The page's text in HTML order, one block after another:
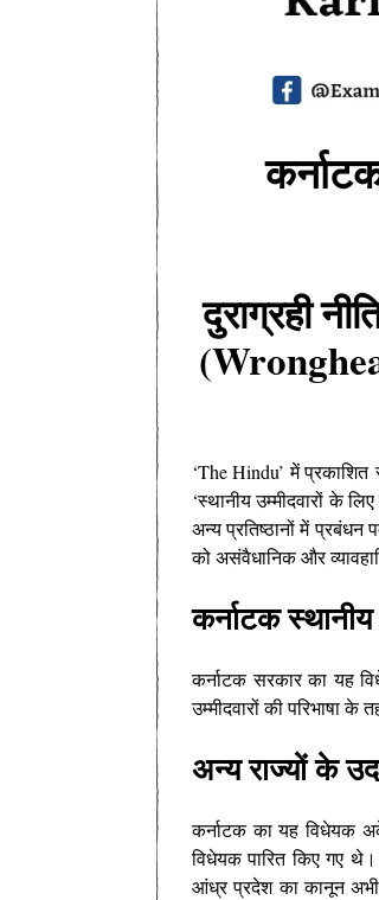
दुराग्रही
‘The Hindu’ में प्रकाशित
‘स्थानीय उम्मीदवारों के
अन्य प्रतिष्ठानों में प्रबंधन
को असंवैधानिक और
कर्नाटक
कर्नाटक सरकार का यह
उम्मीदवारों की परिभाषा के
अन्य राज्यों के
कर्नाटक का यह विधेयक
विधेयक पारित किए गए
आंध्र प्रदेश का कानून अभी